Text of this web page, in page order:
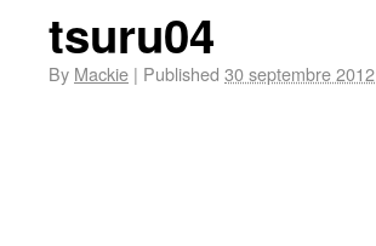
tsuru04
By Mackie | Published 30 septembre 2012